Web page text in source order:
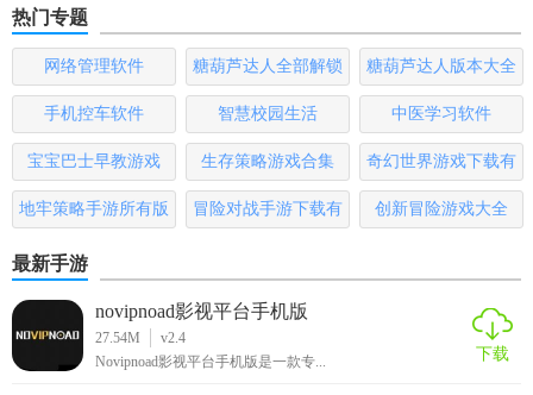
的首选。无论是寻找未知曲目、获取音乐资讯还是与朋友分
热门专题
网络管理软件
糖葫芦达人全部解锁
版
糖葫芦达人版本大全
手机控车软件 智慧校园生活 中医学习软件
宝宝巴士早教游戏 生存策略游戏合集
奇幻世界游戏下载有
哪些
地牢策略手游所有版
冒险对战手游下载有
创新冒险游戏大全
最新手游
novipnoad影视平台手机版
27.54M
v2.4
Novipnoad影视平台手机版是一款专...
下载